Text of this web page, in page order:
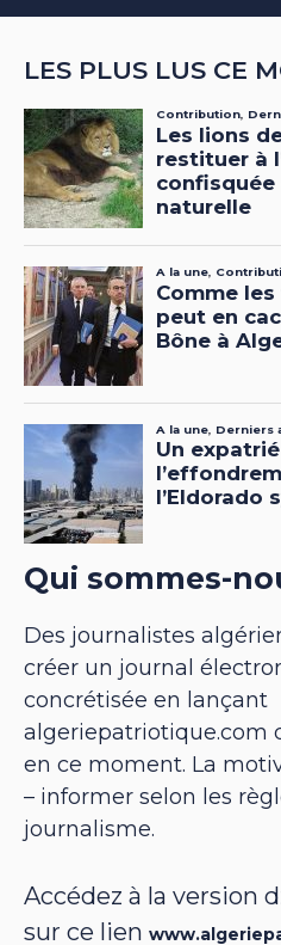
LES PLUS LUS CE
Qui sommes-
Des journalistes
créer un journal
concrétisée en lançant
algeriepatriotique.com
en ce moment. La
– informer selon les
journalisme.
Accédez à la version
sur ce lien